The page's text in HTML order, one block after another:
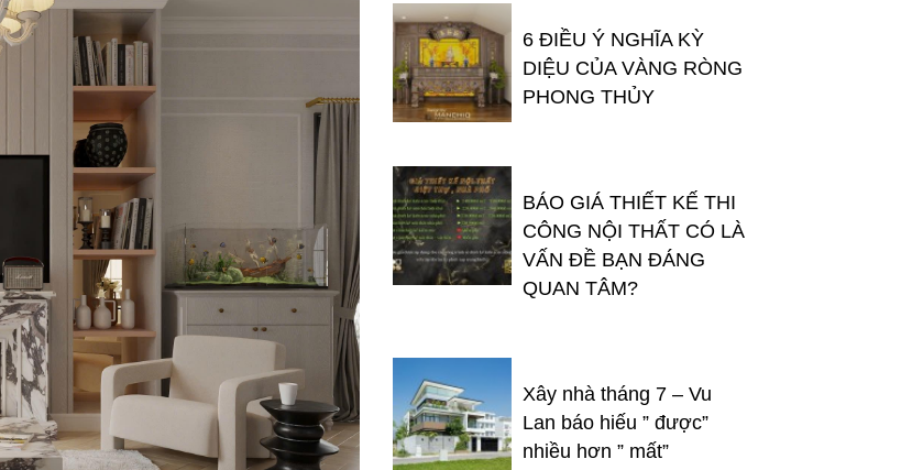
6 ĐIỀU Ý NGHĨA KỲ
DIỆU CỦA VÀNG RÒNG
PHONG THỦY
BÁO GIÁ THIẾT KẾ THI
CÔNG NỘI THẤT CÓ LÀ
VẤN ĐỀ BẠN ĐÁNG
QUAN TÂM?
Xây nhà tháng 7 – Vu
Lan báo hiếu ” được”
nhiều hơn ” mất”